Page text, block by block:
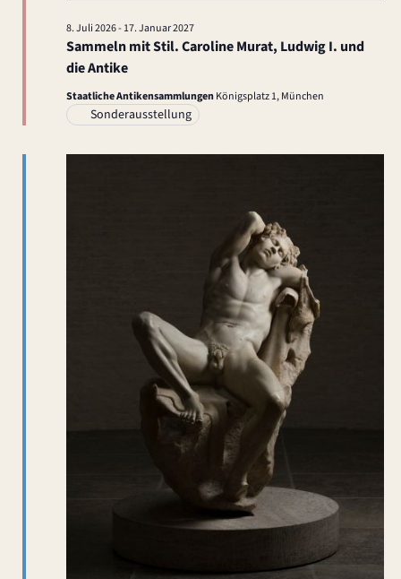
Sammeln mit Stil. Caroline Murat, Ludwig I. und
die Antike
8. Juli 2026- 17. Januar 2027
Staatliche AntikensammlungenKönigsplatz 1, München
Sonderausstellung